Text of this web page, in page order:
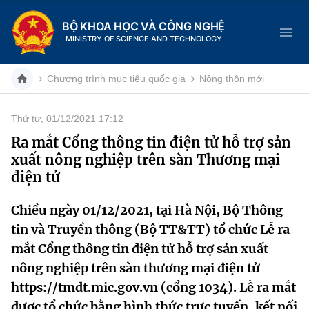
BỘ KHOA HỌC VÀ CÔNG NGHỆ
MINISTRY OF SCIENCE AND TECHNOLOGY
Danh mục
Trang chủ
Chức năng nhiệm vụ
Cơ cấu tổ chức
Lịch sử phát triển
Tin tức sự kiện
Khoa học và Công nghệ
Đổi mới sáng tạo
Dịch vụ công
Hệ thống văn bản
Chương trình mục tiêu quốc gia Nông thôn mới
Thứ tư, 01/12/2021 17:12
Ra mắt Cổng thông tin điện tử hỗ trợ sản
xuất nông nghiệp trên sàn Thương mại
điện tử
Chiều ngày 01/12/2021, tại Hà Nội, Bộ Thông
tin và Truyền thông (Bộ TT&TT) tổ chức Lễ ra
mắt Cổng thông tin điện tử hỗ trợ sản xuất
nông nghiệp trên sàn thương mại điện tử
https://tmdt.mic.gov.vn (cổng 1034). Lễ ra mắt